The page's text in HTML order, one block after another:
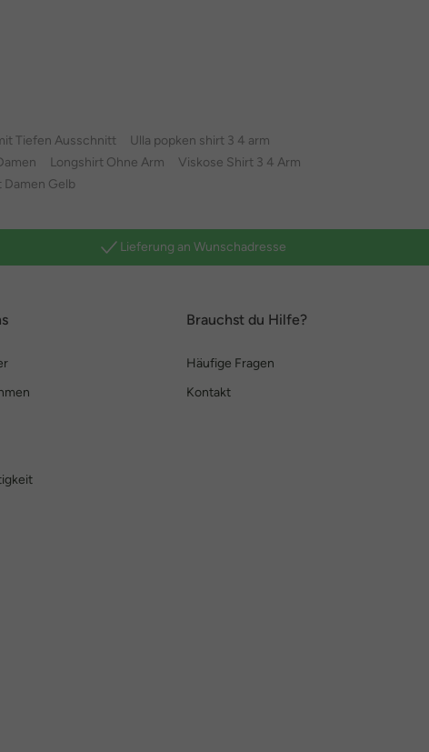
Tiefen Ausschnitt
Ulla popken shirt 3 4 arm
Longshirt Ohne Arm
Viskose Shirt 3 4 Arm
Gelb
Lieferung an Wunschadresse
Brauchst du Hilfe?
Häufige Fragen
Kontakt